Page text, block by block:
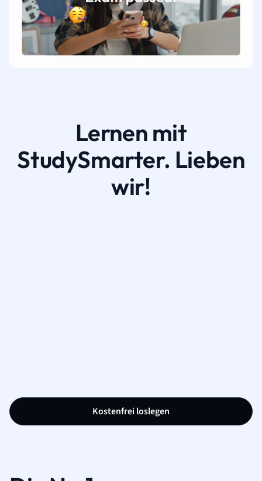
Lernen mit
StudySmarter. Lieben
wir!
Kostenfrei loslegen